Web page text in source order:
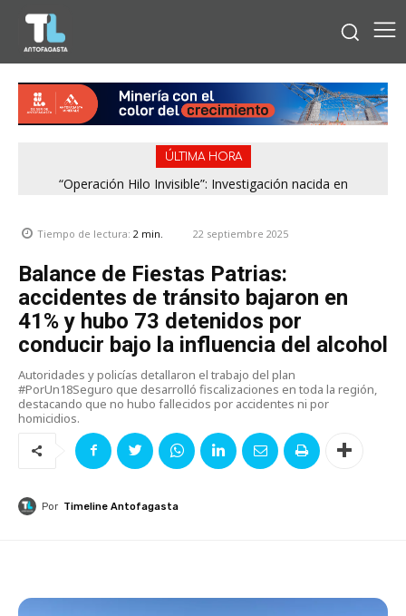
ÚLTIMA HORA
“Operación Hilo Invisible”: Investigación nacida en
Tiempo de lectura: 2 min. 22 septiembre 2025
Balance de Fiestas Patrias:
accidentes de tránsito bajaron en
41% y hubo 73 detenidos por
conducir bajo la influencia del alcohol
Autoridades y policías detallaron el trabajo del plan
#PorUn18Seguro que desarrolló fiscalizaciones en toda la región,
destacando que no hubo fallecidos por accidentes ni por
homicidios.
Por Timeline Antofagasta